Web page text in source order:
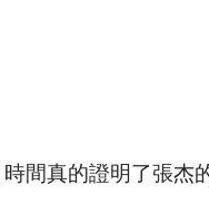
間真的證明了張杰